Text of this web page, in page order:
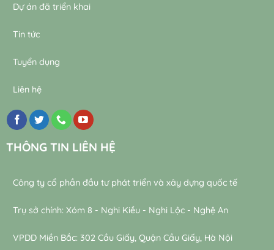
Dự án đã triển khai
Tin tức
Tuyển dụng
Liên hệ
THÔNG TIN LIÊN HỆ
Công ty cổ phần đầu tư phát triển và xây dựng quốc tế
Trụ sở chính: Xóm 8 - Nghi Kiều - Nghi Lộc - Nghệ An
VPDD Miền Bắc: 302 Cầu Giấy, Quận Cầu Giấy, Hà Nội